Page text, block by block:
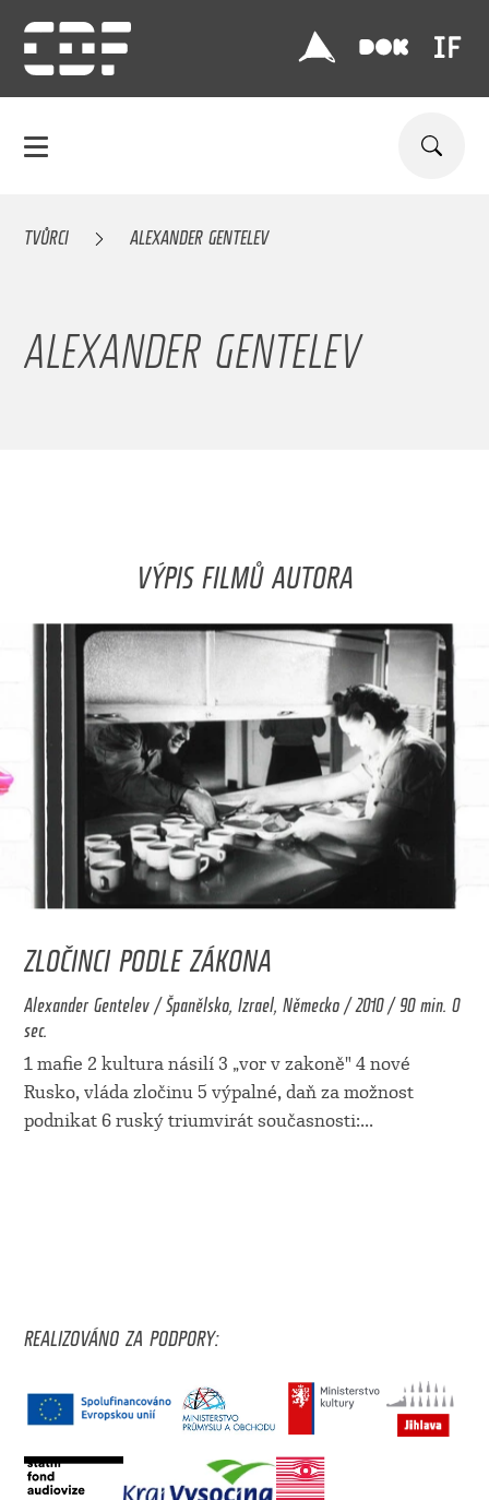
TVŮRCI ALEXANDER GENTELEV
ALEXANDER GENTELEV
VÝPIS FILMŮ AUTORA
ZLOČINCI PODLE ZÁKONA
Alexander Gentelev / Španělsko, Izrael, Německo / 2010 / 90 min. 0
sec.
1 mafie 2 kultura násilí 3 „vor v zakoně" 4 nové
Rusko, vláda zločinu 5 výpalné, daň za možnost
podnikat 6 ruský triumvirát současnosti:...
REALIZOVÁNO ZA PODPORY: